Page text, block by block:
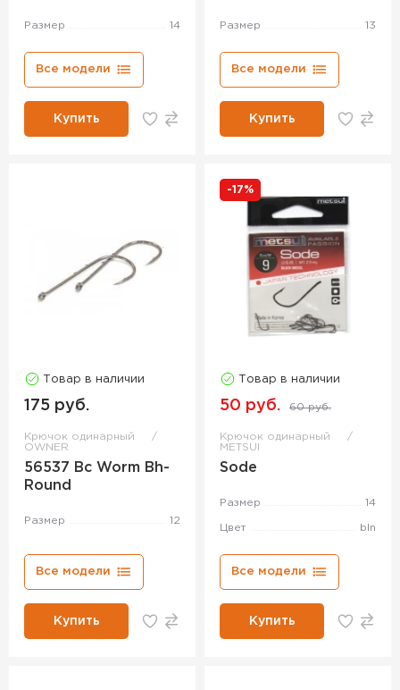
Размер 14
Все модели
Купить
Размер 13
Все модели
Купить
Товар в наличии
175 руб.
Крючок одинарный
OWNER
56537 Bc Worm Bh-
Round
Размер 12
Все модели
Купить
-17%
Товар в наличии
50 руб. 60 руб.
Крючок одинарный
METSUI
Sode
Размер 14
Цвет bln
Все модели
Купить